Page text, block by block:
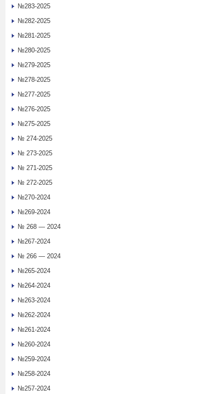
№283-2025
№282-2025
№281-2025
№280-2025
№279-2025
№278-2025
№277-2025
№276-2025
№275-2025
№ 274-2025
№ 273-2025
№ 271-2025
№ 272-2025
№270-2024
№269-2024
№ 268 — 2024
№267-2024
№ 266 — 2024
№265-2024
№264-2024
№263-2024
№262-2024
№261-2024
№260-2024
№259-2024
№258-2024
№257-2024